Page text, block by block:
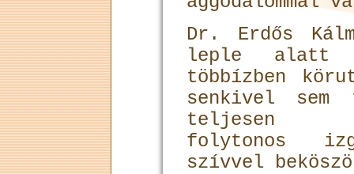
Dr. Erdős
leple alatt
többízben
senkivel
teljesen
folytonos
szívvel